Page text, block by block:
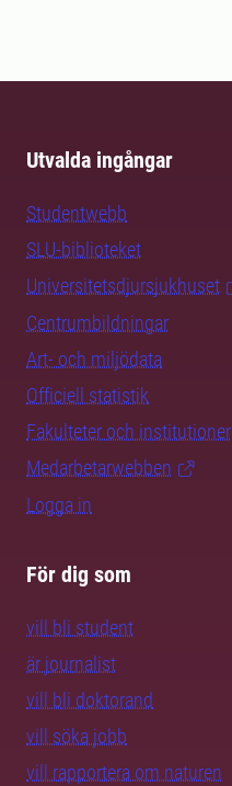
Utvalda ingångar
Studentwebb
SLU-biblioteket
Universitetsdjursjukhuset
Centrumbildningar
Art- och miljödata
Officiell statistik
Fakulteter och institutioner
Medarbetarwebben
Logga in
För dig som
vill bli student
är journalist
vill bli doktorand
vill söka jobb
vill rapportera om naturen